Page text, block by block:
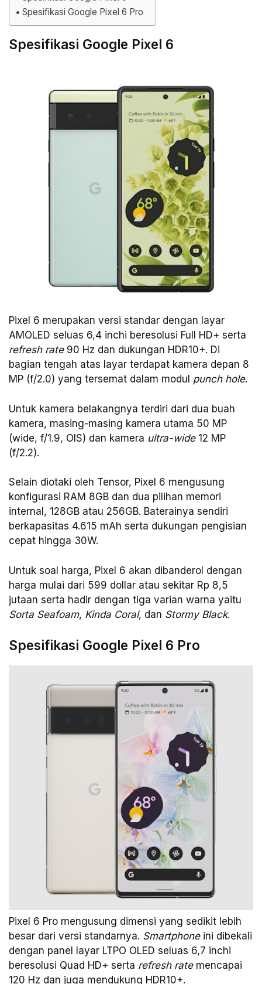
Spesifikasi Google Pixel 6 Pro
Spesifikasi Google Pixel 6
Pixel 6 merupakan versi standar dengan layar
AMOLED seluas 6,4 inchi beresolusi Full HD+ serta
refresh rate90 Hz dan dukungan HDR10+. Di
bagian tengah atas layar terdapat kamera depan 8
MP (f/2.0) yang tersemat dalam modul punch hole.
Untuk kamera belakangnya terdiri dari dua buah
kamera, masing-masing kamera utama 50 MP
(wide, f/1.9, OIS) dan kamera ultra-wide12 MP
(f/2.2).
Selain diotaki oleh Tensor, Pixel 6 mengusung
konfigurasi RAM 8GB dan dua pilihan memori
internal, 128GB atau 256GB. Baterainya sendiri
berkapasitas 4.615 mAh serta dukungan pengisian
cepat hingga 30W.
Untuk soal harga, Pixel 6 akan dibanderol dengan
harga mulai dari 599 dollar atau sekitar Rp 8,5
jutaan serta hadir dengan tiga varian warna yaitu
Sorta Seafoam, Kinda Coral, dan Stormy Black.
Spesifikasi Google Pixel 6 Pro
Pixel 6 Pro mengusung dimensi yang sedikit lebih
besar dari versi standarnya. Smartphoneini dibekali
dengan panel layar LTPO OLED seluas 6,7 inchi
beresolusi Quad HD+ serta refresh ratemencapai
120 Hz dan juga mendukung HDR10+.